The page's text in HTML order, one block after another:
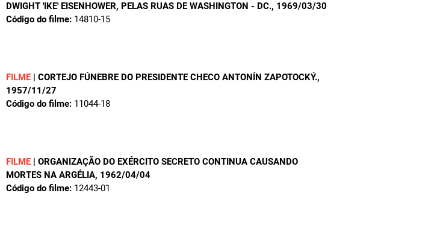
DWIGHT 'IKE' EISENHOWER, PELAS RUAS DE WASHINGTON - DC., 1969/03/30
Código do filme: 14810-15
FILME | CORTEJO FÚNEBRE DO PRESIDENTE CHECO ANTONÍN ZAPOTOCKÝ.,
1957/11/27
Código do filme: 11044-18
FILME | ORGANIZAÇÃO DO EXÉRCITO SECRETO CONTINUA CAUSANDO
MORTES NA ARGÉLIA, 1962/04/04
Código do filme: 12443-01